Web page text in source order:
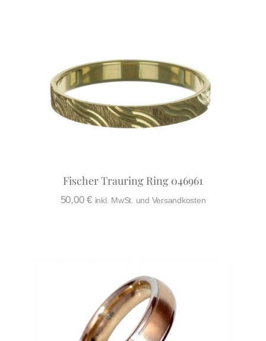
Fischer Trauring Ring 046961
50,00€ inkl. MwSt. und Versandkosten